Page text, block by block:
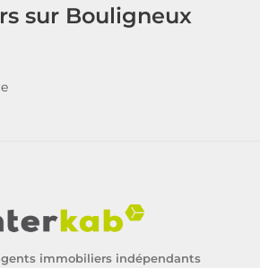
sur Bouligneux
immobiliers indépendants